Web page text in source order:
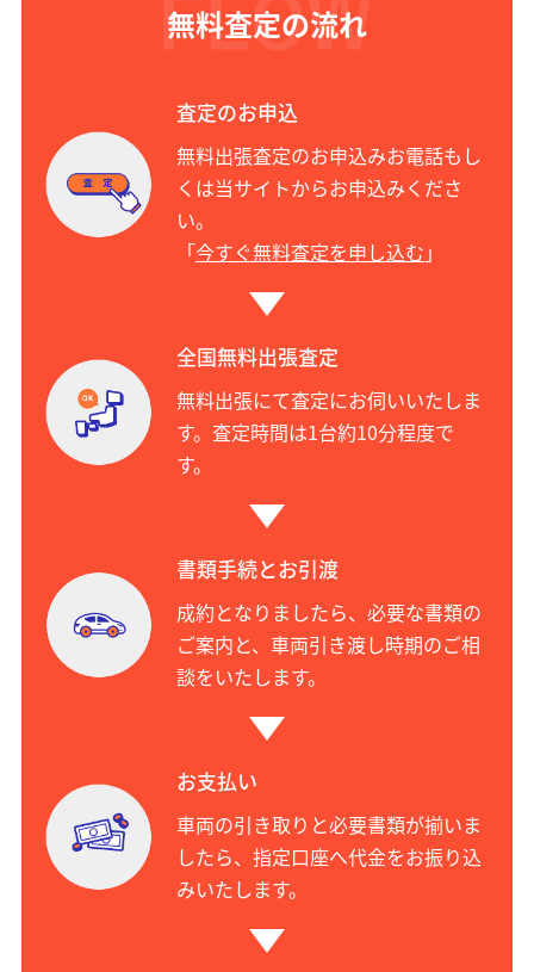
無料査定の流れ
査定のお申込
無料出張査定のお申込みお電話もし
くは当サイトからお申込みくださ
い。
「今すぐ無料査定を申し込む 」
全国無料出張査定
無料出張にて査定にお伺いいたしま
す。査定時間は1台約10分程度で
す。
書類手続とお引渡
成約となりましたら、必要な書類の
ご案内と、車両引き渡し時期のご相
談をいたします。
お支払い
車両の引き取りと必要書類が揃いま
したら、指定口座へ代金をお振り込
みいたします。